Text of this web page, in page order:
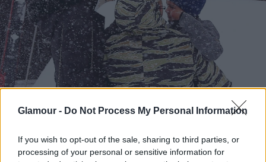
Glamour - Do Not Process My Personal Information
If you wish to opt-out of the sale, sharing to third parties, or
processing of your personal or sensitive information for